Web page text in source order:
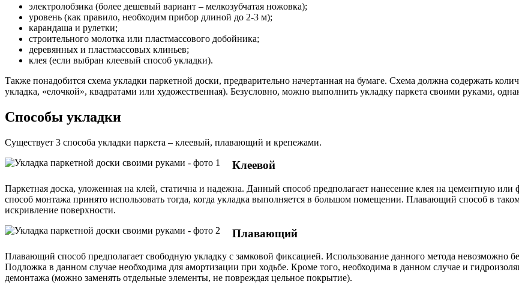
электролобзика (более дешевый вариант – мелкозубчатая ножовка);
уровень (как правило, необходим прибор длиной до 2-3 м);
карандаша и рулетки;
строительного молотка или пластмассового добойника;
деревянных и пластмассовых клиньев;
клея (если выбран клеевый способ укладки).
Также понадобится схема укладки паркетной доски, предварительно начертанная на бумаге. Схема должна содержать
укладка, «елочкой», квадратами или художественная). Безусловно, можно выполнить укладку паркета своими руками,
Способы укладки
Существует 3 способа укладки паркета – клеевый, плавающий и крепежами.
Клеевой
Паркетная доска, уложенная на клей, статична и надежна. Данный способ предполагает нанесение клея на цементную
способ монтажа принято использовать тогда, когда укладка выполняется в большом помещении. Плавающий способ в
искривление поверхности.
Плавающий
Плавающий способ предполагает свободную укладку с замковой фиксацией. Использование данного метода невозможно
Подложка в данном случае необходима для амортизации при ходьбе. Кроме того, необходима в данном случае и
демонтажа (можно заменять отдельные элементы, не повреждая цельное покрытие).